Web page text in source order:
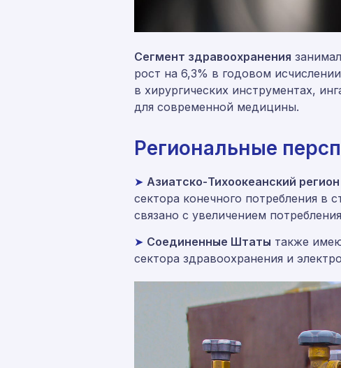
Сегмент здравоохранения
рост на 6,3% в годовом
в хирургических инструментах,
для современной медицины.
Региональные
➤ Азиатско-Тихоокеанский регион
сектора конечного потребления в
связано с увеличением
➤ Соединенные Штаты также
сектора здравоохранения и